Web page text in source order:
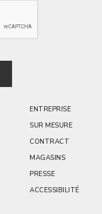
ENTREPRISE
SUR MESURE
CONTRACT
MAGASINS
PRESSE
ACCESSIBILITÉ